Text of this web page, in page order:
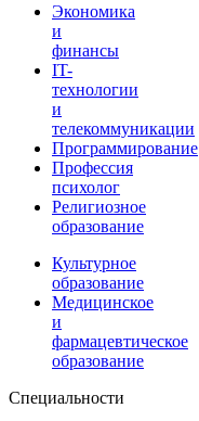
Экономика
и
финансы
IT-
технологии
и
телекоммуникации
Программирование
Профессия
психолог
Религиозное
образование
Культурное
образование
Медицинское
и
фармацевтическое
образование
Специальности